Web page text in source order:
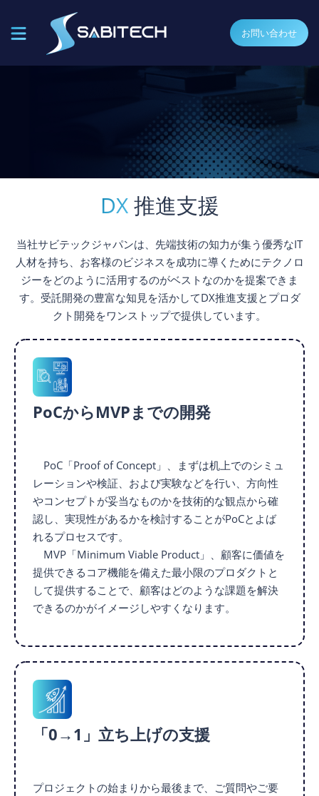
お問い合わせ
DX推進支援
当社サビテックジャパンは、先端技術の知力が集う優秀なIT
人材を持ち、お客様のビジネスを成功に導くためにテクノロ
ジーをどのように活用するのがベストなのかを提案できま
す。​ 受託開発の豊富な知見を活かしてDX推進支援とプロダ
クト開発をワンストップで提供しています。​​​
PoCからMVPまでの開発
PoC「Proof of Concept」、まずは机上でのシミュ
レーションや検証、および実験などを行い、方向性
やコンセプトが妥当なものかを技術的な観点から確
認し、実現性があるかを検討することがPoCとよば
れるプロセスです。
MVP「Minimum Viable Product」、顧客に価値を
提供できるコア機能を備えた最小限のプロダクトと
して提供することで、顧客はどのような課題を解決
できるのかがイメージしやすくなります。
「0→1」立ち上げの支援
プロジェクトの始まりから最後まで、ご質問やご要